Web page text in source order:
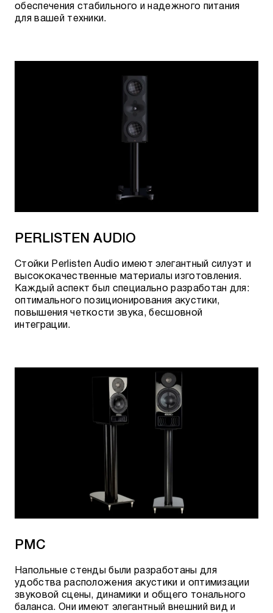
обеспечения стабильного и надежного питания
для вашей техники.
PERLISTEN AUDIO
Стойки Perlisten Audio имеют элегантный силуэт и
высококачественные материалы изготовления.
Каждый аспект был специально разработан для:
оптимального позиционирования акустики,
повышения четкости звука, бесшовной
интеграции.
PMC
Напольные стенды были разработаны для
удобства расположения акустики и оптимизации
звуковой сцены, динамики и общего тонального
баланса. Они имеют элегантный внешний вид и